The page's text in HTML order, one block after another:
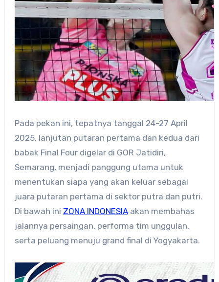
Pada pekan ini, tepatnya tanggal 24-27 April
2025, lanjutan putaran pertama dan kedua dari
babak Final Four digelar di GOR Jatidiri,
Semarang, menjadi panggung utama untuk
menentukan siapa yang akan keluar sebagai
juara putaran pertama di sektor putra dan putri.
Di bawah ini ZONA INDONESIAakan membahas
jalannya persaingan, performa tim unggulan,
serta peluang menuju grand final di Yogyakarta.